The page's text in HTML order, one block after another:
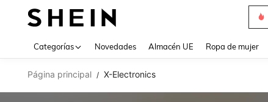
Categorías Novedades Almacén UE Ropa de mujer
Página principal / X-Electronics